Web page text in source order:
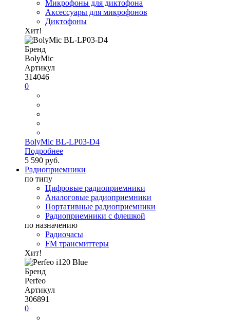
Микрофоны для диктофона
Аксессуары для микрофонов
Диктофоны
Хит!
Бренд
BolyMic
Артикул
314046
0
BolyMic BL-LP03-D4
Подробнее
5 590 руб.
Радиоприемники
по типу
Цифровые радиоприемники
Аналоговые радиоприемники
Портативные радиоприемники
Радиоприемники с флешкой
по назначению
Радиочасы
FM трансмиттеры
Хит!
Бренд
Perfeo
Артикул
306891
0